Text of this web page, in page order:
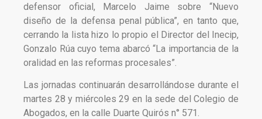
defensor oficial, Marcelo Jaime sobre “Nuevo
diseño de la defensa penal pública”, en tanto que,
cerrando la lista hizo lo propio el Director del Inecip,
Gonzalo Rúa cuyo tema abarcó “La importancia de la
oralidad en las reformas procesales”.
Las jornadas continuarán desarrollándose durante el
martes 28 y miércoles 29 en la sede del Colegio de
Abogados, en la calle Duarte Quirós n° 571.